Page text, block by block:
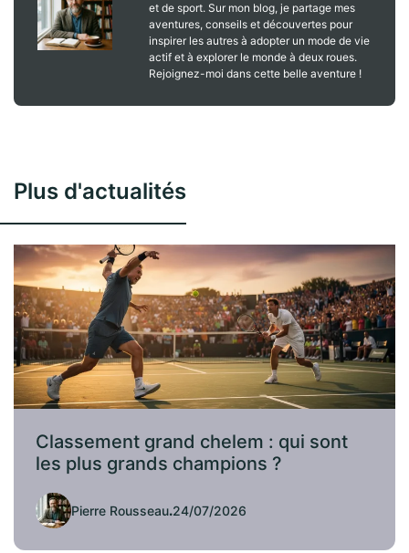
et de sport. Sur mon blog, je partage mes
aventures, conseils et découvertes pour
inspirer les autres à adopter un mode de vie
actif et à explorer le monde à deux roues.
Rejoignez-moi dans cette belle aventure !
Plus d'actualités
Classement grand chelem : qui sont
les plus grands champions ?
Pierre Rousseau.24/07/2026